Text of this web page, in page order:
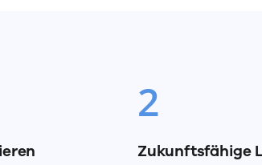
2
Zukunftsfähige